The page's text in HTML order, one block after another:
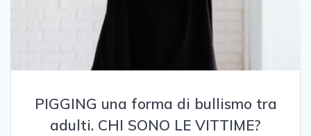
PIGGING una forma di bullismo tra
adulti. CHI SONO LE VITTIME?